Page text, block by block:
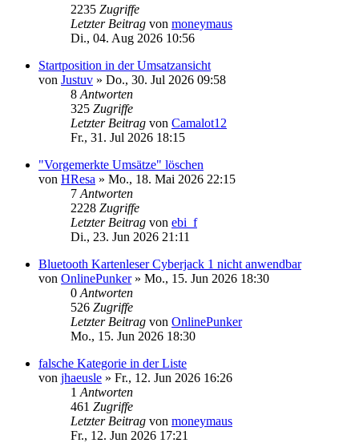
2235 Zugriffe
Letzter Beitrag von moneymaus
Di., 04. Aug 2026 10:56
Startposition in der Umsatzansicht
von Justuv » Do., 30. Jul 2026 09:58
8 Antworten
325 Zugriffe
Letzter Beitrag von Camalot12
Fr., 31. Jul 2026 18:15
"Vorgemerkte Umsätze" löschen
von HResa » Mo., 18. Mai 2026 22:15
7 Antworten
2228 Zugriffe
Letzter Beitrag von ebi_f
Di., 23. Jun 2026 21:11
Bluetooth Kartenleser Cyberjack 1 nicht anwendbar
von OnlinePunker» Mo., 15. Jun 2026 18:30
0 Antworten
526 Zugriffe
Letzter Beitrag von OnlinePunker
Mo., 15. Jun 2026 18:30
falsche Kategorie in der Liste
von jhaeusle » Fr., 12. Jun 2026 16:26
1 Antworten
461 Zugriffe
Letzter Beitrag von moneymaus
Fr., 12. Jun 2026 17:21